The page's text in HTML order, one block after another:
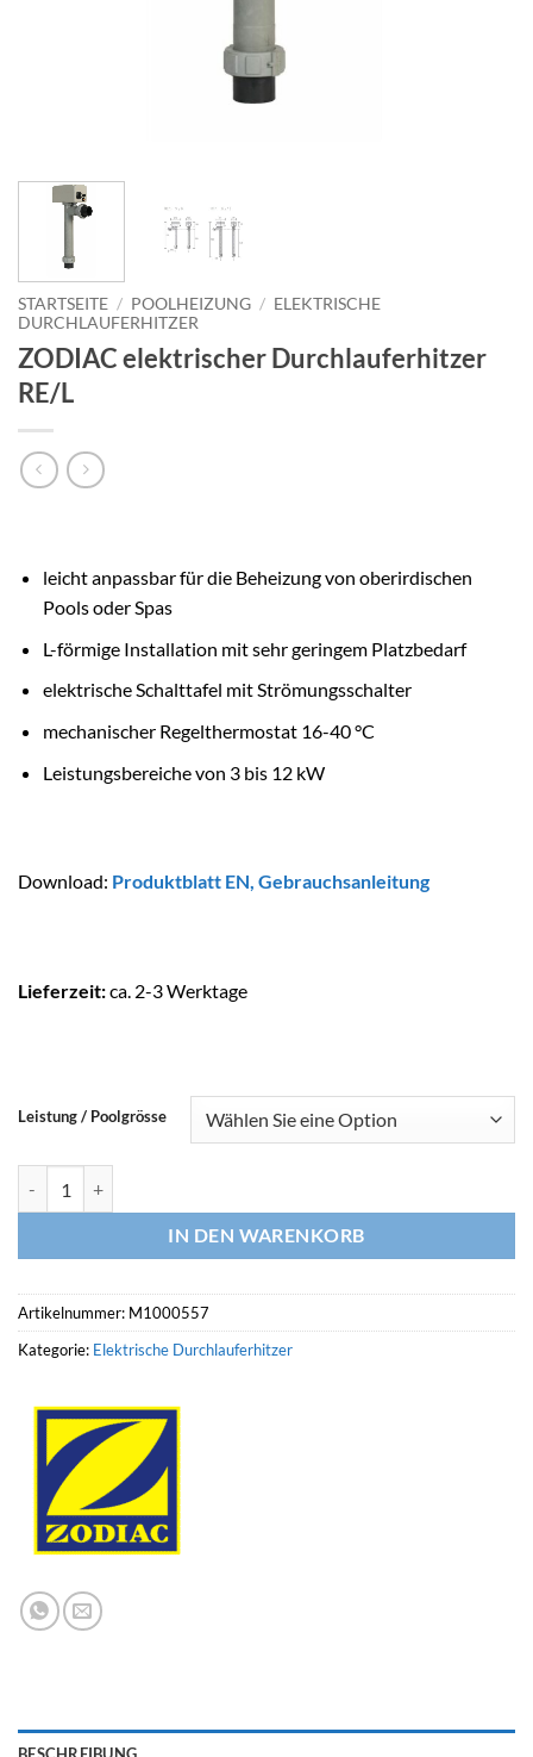
STARTSEITE / POOLHEIZUNG / ELEKTRISCHE
DURCHLAUFERHITZER
ZODIAC elektrischer Durchlauferhitzer
RE/L
leicht anpassbar für die Beheizung von oberirdischen
Pools oder Spas
L-förmige Installation mit sehr geringem Platzbedarf
elektrische Schalttafel mit Strömungsschalter
mechanischer Regelthermostat 16-40 °C
Leistungsbereiche von 3 bis 12 kW
Download: Produktblatt EN, Gebrauchsanleitung
Lieferzeit:ca. 2-3 Werktage
Leistung / Poolgrösse
IN DEN WARENKORB
Artikelnummer: M1000557
Kategorie: Elektrische Durchlauferhitzer